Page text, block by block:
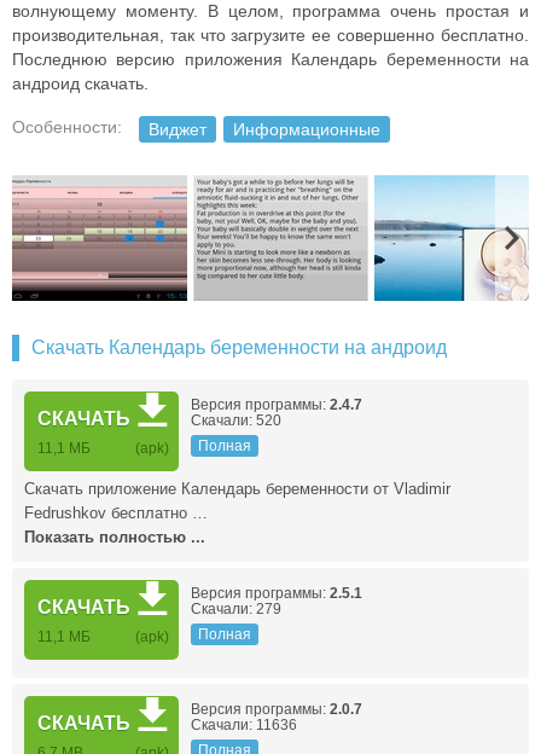
волнующему моменту. В целом, программа очень простая и
производительная, так что загрузите ее совершенно бесплатно.
Последнюю версию приложения Календарь беременности на
андроид скачать.
Особенности: Виджет Информационные
Скачать Календарь беременности на андроид
СКАЧАТЬ
11,1 МБ (apk)
Версия программы: 2.4.7
Скачали: 520
Полная
Скачать приложение Календарь беременности от Vladimir
Fedrushkov бесплатно …
Показать полностью ...
СКАЧАТЬ
11,1 МБ (apk)
Версия программы: 2.5.1
Скачали: 279
Полная
СКАЧАТЬ
Версия программы: 2.0.7
Скачали: 11636
Полная